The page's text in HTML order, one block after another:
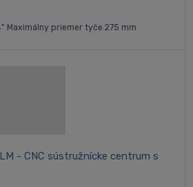
Maximálny priemer tyče 275 mm
- CNC sústružnícke centrum s